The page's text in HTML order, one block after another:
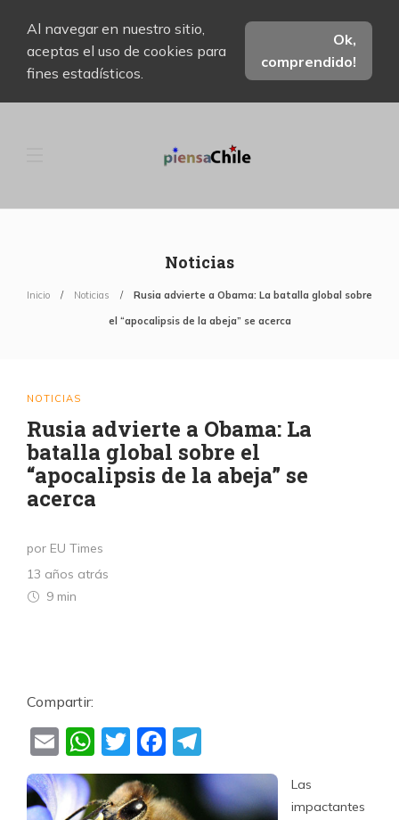
Al navegar en nuestro sitio,
aceptas el uso de cookies para
fines estadísticos.
Ok,
comprendido!
Noticias
Inicio Noticias Rusia advierte a Obama: La batalla global sobre
el “apocalipsis de la abeja” se acerca
NOTICIAS
Rusia advierte a Obama: La
batalla global sobre el
“apocalipsis de la abeja” se
acerca
por EU Times
13 años atrás
9 min
Compartir:
EmailWhatsApp
TwitterFacebook
Las
impactantes